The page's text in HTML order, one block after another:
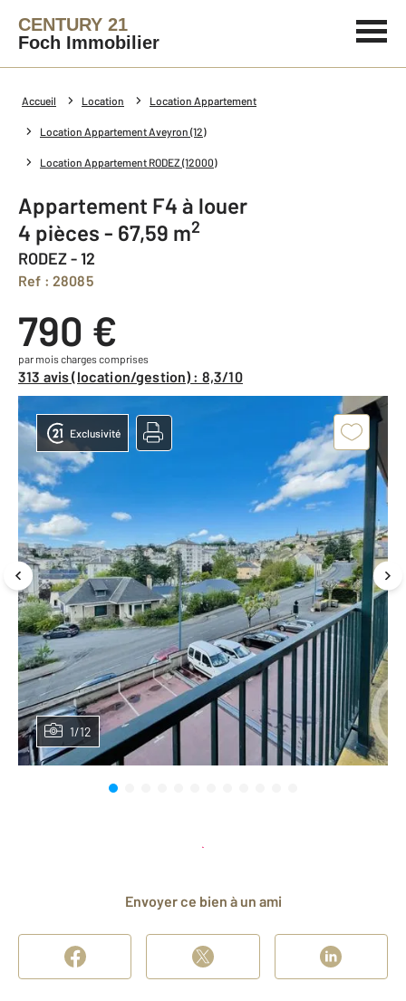
CENTURY 21
Foch Immobilier
Accueil Location Location Appartement
Location Appartement Aveyron (12)
Location Appartement RODEZ (12000)
Appartement F4 à louer
4 pièces - 67,59 m2
RODEZ - 12
Ref : 28085
790 €
par mois charges comprises
313 avis (location/gestion) : 8,3/10
1/12
Exclusivité
Envoyer ce bien à un ami